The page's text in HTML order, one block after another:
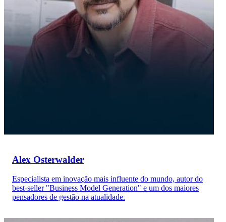
Alex Osterwalder
Especialista em inovação mais influente do mundo, autor do
best-seller "Business Model Generation" e um dos maiores
pensadores de gestão na atualidade.